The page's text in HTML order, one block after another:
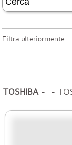
Filtra ulteriormente
TOSHIBA- -